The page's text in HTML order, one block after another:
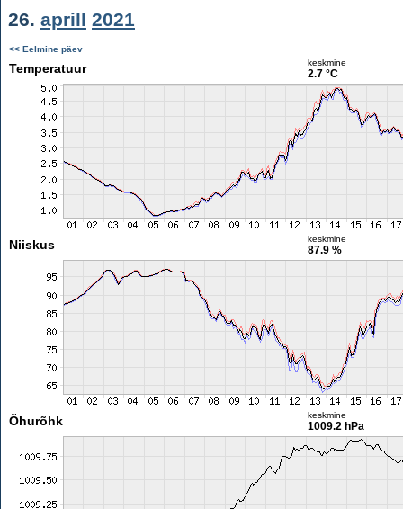
26. aprill 2021
<< Eelmine päev
Temperatuur keskmine
2.7 °C
Niiskus keskmine
87.9 %
Õhurõhk keskmine
1009.2 hPa